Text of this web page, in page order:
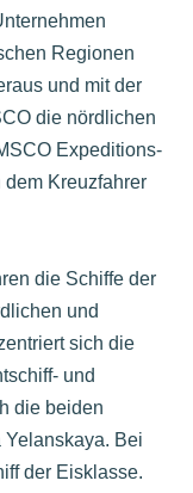
Regionen
und mit der
die nördlichen
Expeditions-
Kreuzfahrer
die Schiffe der
und
sich die
und
die beiden
Bei
der Eisklasse.